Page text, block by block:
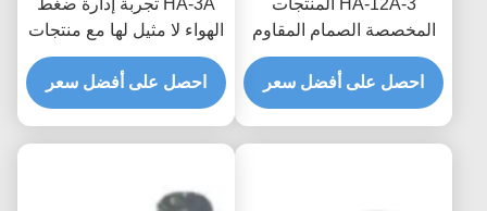
HA-12A-3 المنتجات
المخصصة الصمام المقاوم
للماء والمتنفس المزيج
المثالي للتكنولوجيا
والوظائف
احصل على أفضل سعر
HA-3A تجربة إدارة ضغط
الهواء لا مثيل لها مع منتجات
مخصصة صمامات مقاومة
للماء قابلة للتنفس
احصل على أفضل سعر